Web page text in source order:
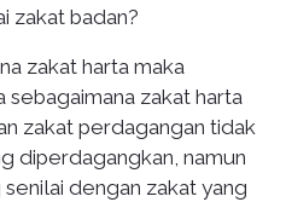
zakat badan?
zakat harta maka
zakat harta
zakat perdagangan tidak
diperdagangkan, namun
dengan zakat yang